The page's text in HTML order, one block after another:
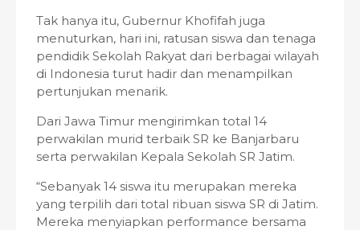
Tak hanya itu, Gubernur Khofifah juga
menuturkan, hari ini, ratusan siswa dan tenaga
pendidik Sekolah Rakyat dari berbagai wilayah
di Indonesia turut hadir dan menampilkan
pertunjukan menarik.
Dari Jawa Timur mengirimkan total 14
perwakilan murid terbaik SR ke Banjarbaru
serta perwakilan Kepala Sekolah SR Jatim.
“Sebanyak 14 siswa itu merupakan mereka
yang terpilih dari total ribuan siswa SR di Jatim.
Mereka menyiapkan performance bersama